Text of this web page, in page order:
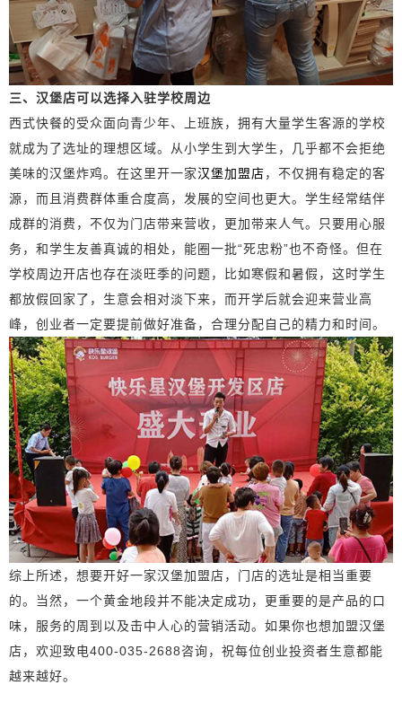
三、汉堡店可以选择入驻学校周边
西式快餐的受众面向青少年、上班族，拥有大量学生客源的学校
就成为了选址的理想区域。从小学生到大学生，几乎都不会拒绝
美味的汉堡炸鸡。在这里开一家汉堡加盟店，不仅拥有稳定的客
源，而且消费群体重合度高，发展的空间也更大。学生经常结伴
成群的消费，不仅为门店带来营收，更加带来人气。只要用心服
务，和学生友善真诚的相处，能圈一批“死忠粉”也不奇怪。但在
学校周边开店也存在淡旺季的问题，比如寒假和暑假，这时学生
都放假回家了，生意会相对淡下来，而开学后就会迎来营业高
峰，创业者一定要提前做好准备，合理分配自己的精力和时间。
综上所述，想要开好一家汉堡加盟店，门店的选址是相当重要
的。当然，一个黄金地段并不能决定成功，更重要的是产品的口
味，服务的周到以及击中人心的营销活动。如果你也想加盟汉堡
店，欢迎致电400-035-2688咨询，祝每位创业投资者生意都能
越来越好。